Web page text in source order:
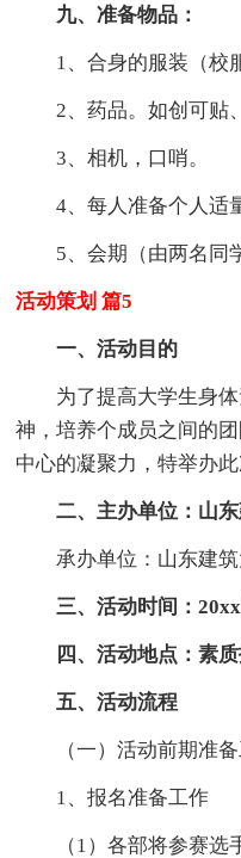
九、准备物品：
1、合身的服装（校
2、药品。如创可贴、
3、相机，口哨。
4、每人准备个人适量
5、会期（由两名同学
活动策划 篇5
一、活动目的
为了提高大学生身体
神，培养个成员之间的
中心的凝聚力，特举办此
二、主办单位：山
承办单位：山东建筑
三、活动时间：
四、活动地点：素
五、活动流程
（一）活动前期准备
1、报名准备工作
（1）各部将参赛选手